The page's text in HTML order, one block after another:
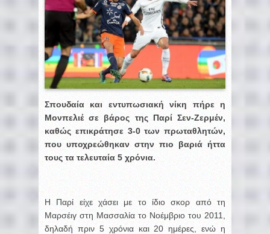
Σπουδαία και εντυπωσιακή νίκη πήρε η
Μονπελιέ σε βάρος της Παρί Σεν-Ζερμέν,
καθώς επικράτησε 3-0 των πρωταθλητών,
που υποχρεώθηκαν στην πιο βαριά ήττα
τους τα τελευταία 5 χρόνια.
Η Παρί είχε χάσει με το ίδιο σκορ από τη
Μαρσέιγ στη Μασσαλία το Νοέμβριο του 2011,
δηλαδή πριν 5 χρόνια και 20 ημέρες, ενώ η